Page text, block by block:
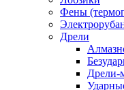
Фены
Дрели
Дрели-